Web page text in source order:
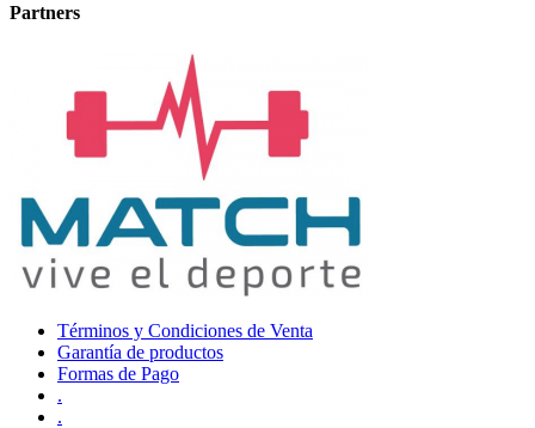
Partners
Términos y Condiciones de Venta
Garantía de productos
Formas de Pago
.
.